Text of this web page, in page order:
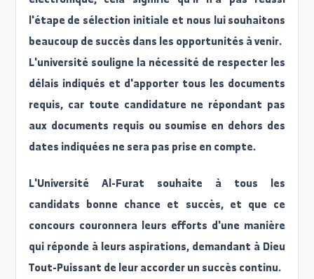
- Les dates de révision sont
électroniquement en fonction de la
d'emploi et du gouvernorat, et ne peuvent
modifiées qu'avec l'accord de l'université.
- Veuillez rejoindre le groupe WhatsApp de
catégorie d'emploi dès que le lien apparaît sur
page personnelle, pour garantir l'accès à
les annonces et instructions ultérieures.
- Si le nom du candidat n'apparaît pas sur le
électronique, cela signifie qu'il n'a pas
l'étape de sélection initiale et nous lui